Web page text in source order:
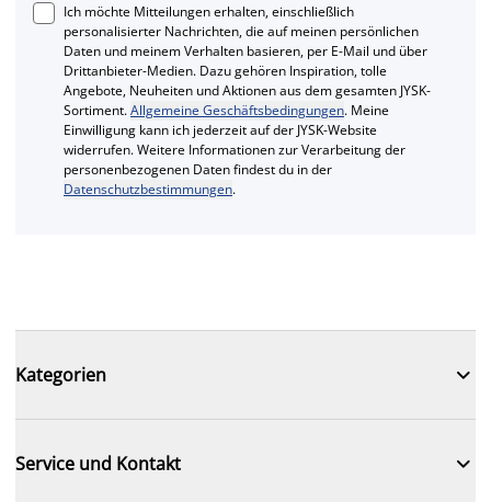
Ich möchte Mitteilungen erhalten, einschließlich
personalisierter Nachrichten, die auf meinen persönlichen
Daten und meinem Verhalten basieren, per E-Mail und über
Drittanbieter-Medien. Dazu gehören Inspiration, tolle
Angebote, Neuheiten und Aktionen aus dem gesamten JYSK-
Sortiment.Allgemeine Geschäftsbedingungen. Meine
Einwilligung kann ich jederzeit auf der JYSK-Website
widerrufen. Weitere Informationen zur Verarbeitung der
personenbezogenen Daten findest du in der
Datenschutzbestimmungen.
Kategorien 
Service und Kontakt 